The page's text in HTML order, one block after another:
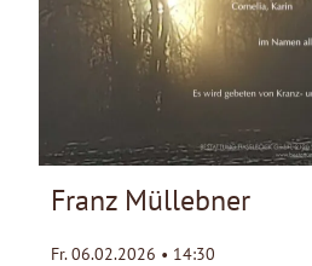
Franz Müllebner
Fr. 06.02.2026 • 14:30